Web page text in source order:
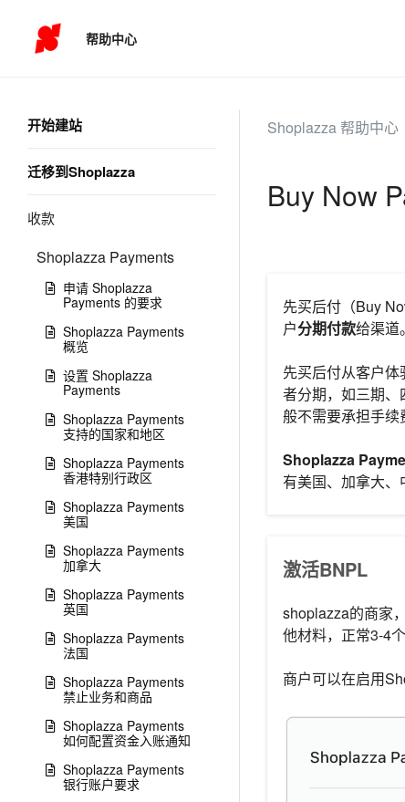
帮助中心
开始建站
迁移到Shoplazza
收款
Shoplazza Payments
申请 Shoplazza
Payments 的要求
Shoplazza Payments
概览
设置 Shoplazza
Payments
Shoplazza Payments
支持的国家和地区
Shoplazza Payments
香港特别行政区
Shoplazza Payments
美国
Shoplazza Payments
加拿大
Shoplazza Payments
英国
Shoplazza Payments
法国
Shoplazza Payments
禁止业务和商品
Shoplazza Payments
如何配置资金入账通知
Shoplazza Payments
银行账户要求
Shoplazza 帮助中心
Buy Now
先买后付（Buy
户分期付款给渠道。
先买后付从客户
者分期，如三期
般不需要承担手续
Shoplazza
有美国、加拿大、
激活BNPL
shoplazza的商家
他材料，正常3-4
商户可以在启用